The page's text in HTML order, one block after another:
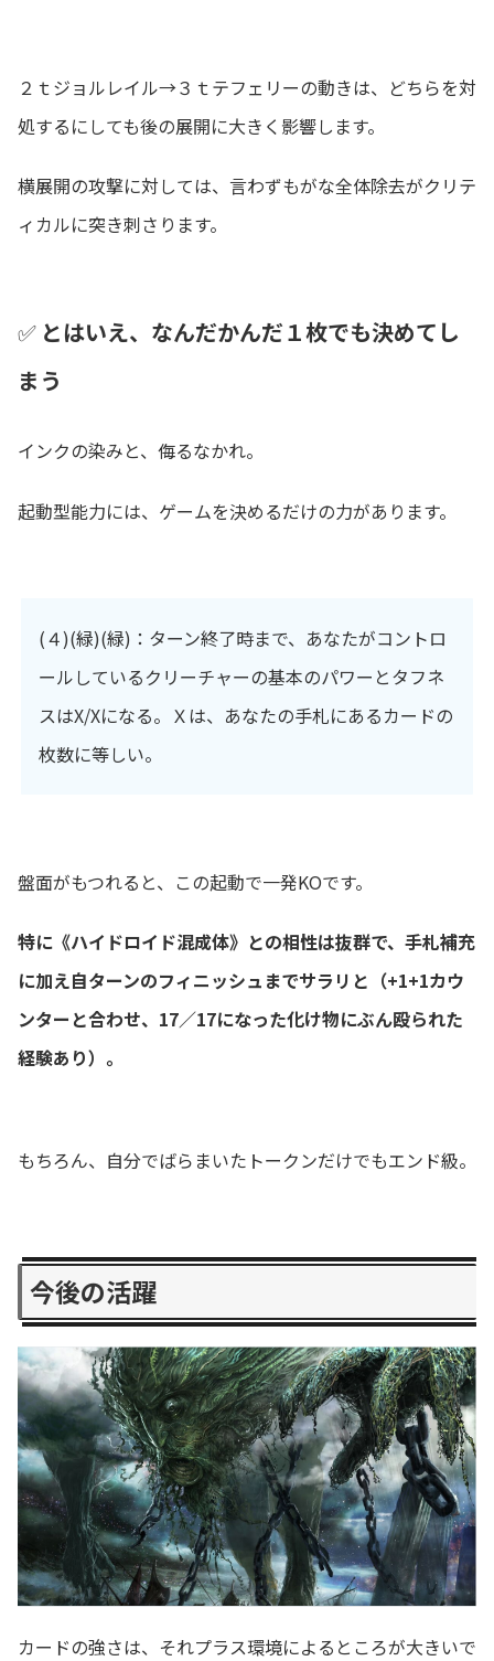
２ｔジョルレイル→３ｔテフェリーの動きは、どちらを対
処するにしても後の展開に大きく影響します。
横展開の攻撃に対しては、言わずもがな全体除去がクリテ
ィカルに突き刺さります。
✅ とはいえ、なんだかんだ１枚でも決めてし
まう
インクの染みと、侮るなかれ。
起動型能力には、ゲームを決めるだけの力があります。
(４)(緑)(緑)：ターン終了時まで、あなたがコントロ
ールしているクリーチャーの基本のパワーとタフネ
スはX/Xになる。Ｘは、あなたの手札にあるカードの
枚数に等しい。
盤面がもつれると、この起動で一発KOです。
特に《ハイドロイド混成体》との相性は抜群で、手札補充
に加え自ターンのフィニッシュまでサラリと（+1+1カウ
ンターと合わせ、17／17になった化け物にぶん殴られた
経験あり）。
もちろん、自分でばらまいたトークンだけでもエンド級。
今後の活躍
カードの強さは、それプラス環境によるところが大きいで